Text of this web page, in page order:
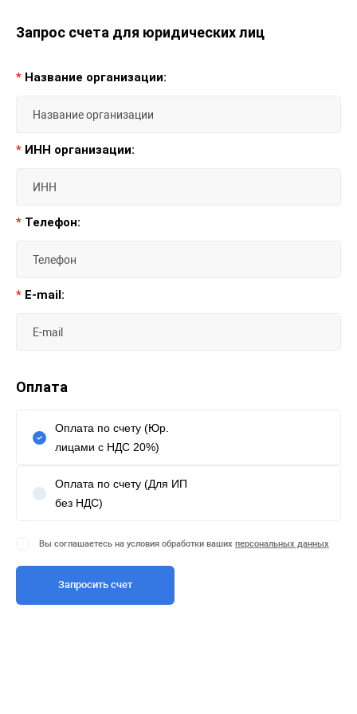
Запрос счета для юридических лиц
* Название организации:
* ИНН организации:
* Телефон:
* E-mail:
Оплата
Оплата по счету (Юр.
лицами с НДС 20%)
Оплата по счету (Для ИП
без НДС)
Вы соглашаетесь на условия обработки ваших персональных данных